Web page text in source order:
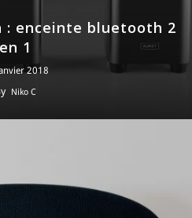
: enceinte bluetooth 2
en 1
2018
Niko C